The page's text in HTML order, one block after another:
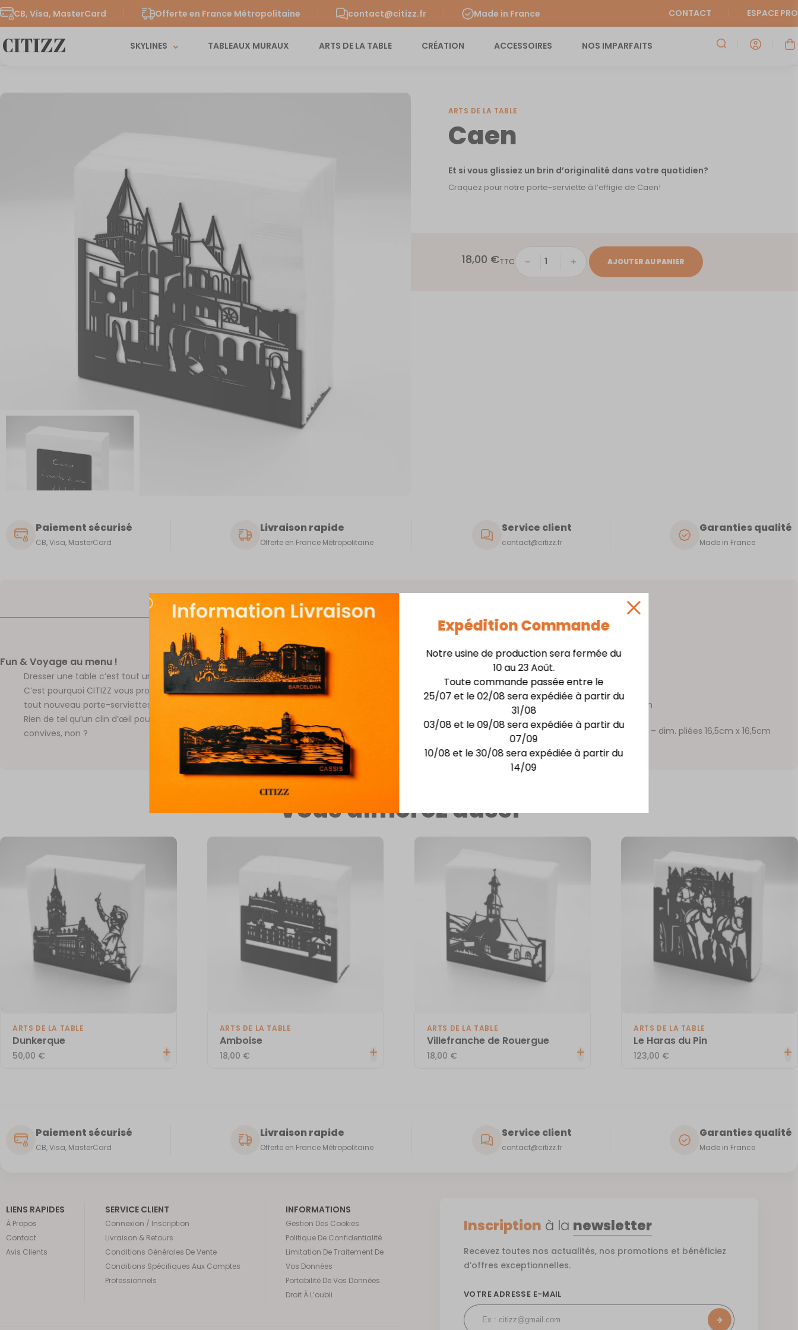
CB, Visa, MasterCard Offerte en France Métropolitaine contact@citizz.fr Made in France CONTACT ESPACE PRO
SKYLINES TABLEAUX MURAUX ARTS DE LA TABLE CRÉATION ACCESSOIRES NOS IMPARFAITS
Expédition Commande
Notre usine de production sera fermée du
10 au 23 Août.
Toute commande passée entre le
25/07 et le 02/08 sera expédiée à partir du
31/08
03/08 et le 09/08 sera expédiée à partir du
07/09
10/08 et le 30/08 sera expédiée à partir du
14/09
ARTS DE LA TABLE
Caen
Et si vous glissiez un brin d’originalité dans votre quotidien?
Craquez pour notre porte-serviette à l’effigie de Caen!
18,00 €TTC quantité
AJOUTER AU PANIER
Paiement sécurisé
CB, Visa, MasterCard
Livraison rapide
Offerte en France Métropolitaine
Service client
contact@citizz.fr
Garanties qualité
Made in France
DESCRIPTION
Fun & Voyage au menu !
Dresser une table c’est tout un Art.
C’est pourquoi CITIZZ vous propose de sortir le grand jeu avec son
tout nouveau porte-serviettes à l’effigie de votre ville favorite.
Rien de tel qu’un clin d’œil pour mettre en appétit tous les
convives, non ?
Matière : Acier épaisseur 0,8mm
Finition : laquage haute résistance
5 coloris au choix : Abricot, Lagon, Rouge, Blanc, Noir
Dimensions : larg. 16 cm x haut. 15,5 cm x prof. 5,2 cm
Idéal pour un paquet de 50 serviettes dim. 33x33cm – dim. pliées 16,5cm x 16,5cm
SERVIETTES NON INCLUSES
Vous aimerez aussi
ARTS DE LA TABLE
Dunkerque
50,00 €
ARTS DE LA TABLE
Amboise
18,00 €
ARTS DE LA TABLE
Villefranche de Rouergue
18,00 €
ARTS DE LA TABLE
Le Haras du Pin
123,00 €
Paiement sécurisé
CB, Visa, MasterCard
Livraison rapide
Offerte en France Métropolitaine
Service client
contact@citizz.fr
Garanties qualité
Made in France
LIENS RAPIDES
À Propos
Contact
Avis Clients
SERVICE CLIENT
Connexion / Inscription
Livraison & Retours
Conditions Générales De Vente
Conditions Spécifiques Aux Comptes
Professionnels
INFORMATIONS
Gestion Des Cookies
Politique De Confidentialité
Limitation De Traitement De
Vos Données
Portabilité De Vos Données
Droit À L’oubli
Inscription à la newsletter
Recevez toutes nos actualités, nos promotions et bénéficiez
d’offres exceptionnelles.
VOTRE ADRESSE E-MAIL